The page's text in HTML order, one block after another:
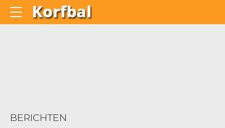
BERICHTEN